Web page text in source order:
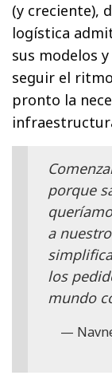
(y creciente),
logística
sus modelos
seguir el
pronto la
porque
a
los
mundo